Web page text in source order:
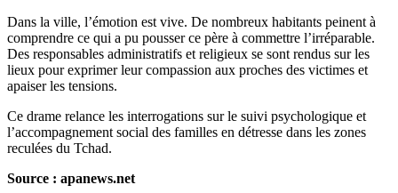
Dans la ville, l’émotion est vive. De nombreux habitants peinent à
comprendre ce qui a pu pousser ce père à commettre l’irréparable.
Des responsables administratifs et religieux se sont rendus sur les
lieux pour exprimer leur compassion aux proches des victimes et
apaiser les tensions.
Ce drame relance les interrogations sur le suivi psychologique et
l’accompagnement social des familles en détresse dans les zones
reculées du Tchad.
Source : apanews.net